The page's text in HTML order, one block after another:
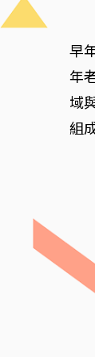
早
年
域
組